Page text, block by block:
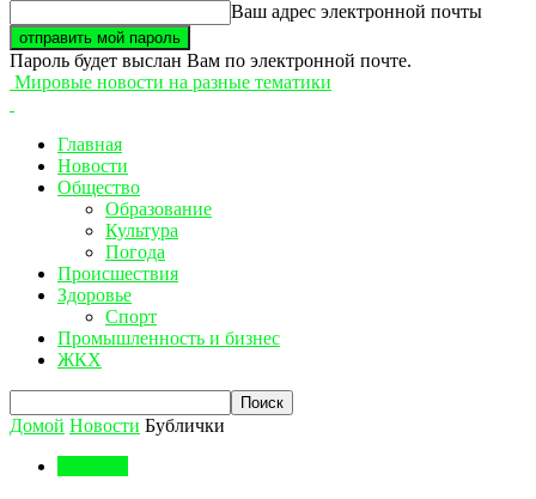
Ваш адрес электронной почты
Пароль будет выслан Вам по электронной почте.
Мировые новости на разные тематики
Главная
Новости
Общество
Образование
Культура
Погода
Происшествия
Здоровье
Спорт
Промышленность и бизнес
ЖКХ
Домой Новости Бублички